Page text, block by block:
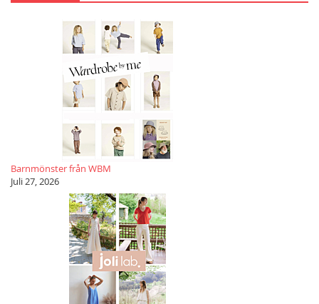
Barnmönster från WBM
Juli 27, 2026